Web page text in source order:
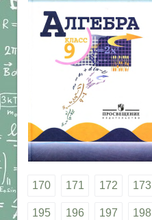
170 171 172 173
195 196 197 198